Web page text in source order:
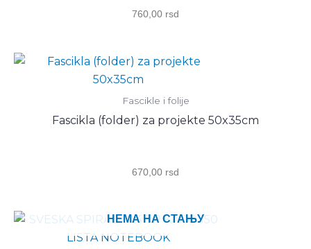
760,00 rsd
Fascikle i folije
Fascikla (folder) za projekte 50x35cm
670,00 rsd
НЕМА НА СТАЊУ